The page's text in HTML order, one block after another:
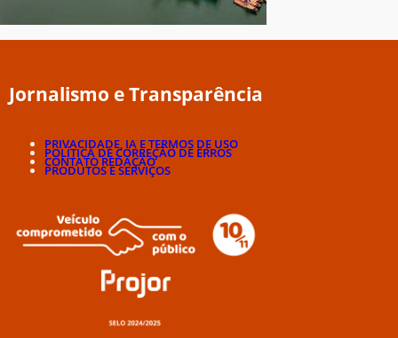
Jornalismo e Transparência
PRIVACIDADE, IA E TERMOS DE USO
POLÍTICA DE CORREÇÃO DE ERROS
CONTATO REDAÇÃO
PRODUTOS E SERVIÇOS